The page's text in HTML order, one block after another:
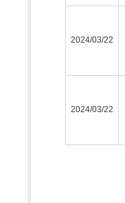
2024/03/22
2024/03/22